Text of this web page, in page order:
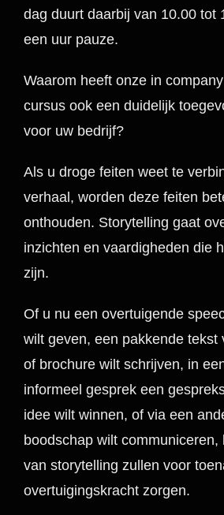
dag duurt daarbij van 10.00 tot
een uur pauze.
Waarom heeft onze in
cursus ook een duidelijk
voor uw bedrijf?
Als u droge feiten weet te
verhaal, worden deze feiten
onthouden. Storytelling gaat
inzichten en vaardigheden die
zijn.
Of u nu een overtuigende
wilt geven, een pakkende tekst
of brochure wilt schrijven, in
informeel gesprek een
idee wilt winnen, of via een
boodschap wilt communiceren,
van storytelling zullen voor
overtuigingskracht zorgen.